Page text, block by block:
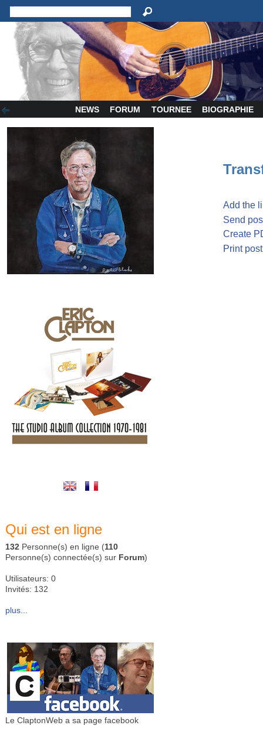
NEWS FORUM TOURNEE BIOGRAPHIE
Qui est en ligne
132 Personne(s) en ligne (110
Personne(s) connectée(s) sur Forum)
Utilisateurs: 0
Invités: 132
plus...
Le ClaptonWeb a sa page facebook
Add the
Send
Create
Print post